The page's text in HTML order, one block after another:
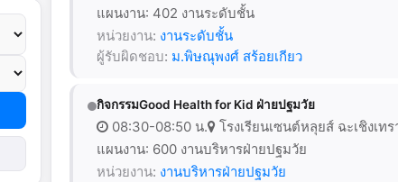
แผนงาน: 402 งานระดับชั้น
หน่วยงาน: งานระดับชั้น
ผู้รับผิดชอบ: ม.พิษณุพงศ์ สร้อยเกียว
กิจกรรมGood Health for Kid ฝ่ายปฐมวัย
08:30-08:50 น.
โรงเรียนเซนต์หลุยส์ ฉะเชิงเทร
แผนงาน: 600 งานบริหารฝ่ายปฐมวัย
หน่วยงาน: งานบริหารฝ่ายปฐมวัย